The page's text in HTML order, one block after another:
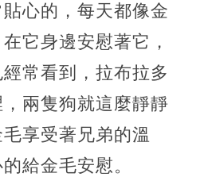
心的，每天都像金
它身邊安慰著它，
常看到，拉布拉多
兩隻狗就這麼靜靜
享受著兄弟的溫
給金毛安慰。